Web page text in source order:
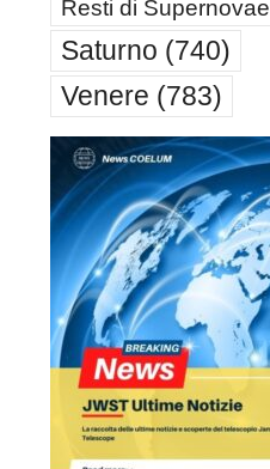
Resti di Supernovae
Saturno (740)
Venere (783)